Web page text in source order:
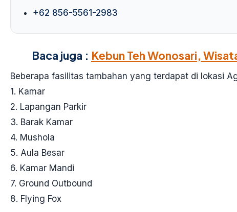
+62 856-5561-2983
Baca juga : Kebun Teh Wonosari,
Beberapa fasilitas tambahan yang terdapat di lokasi
1. Kamar
2. Lapangan Parkir
3. Barak Kamar
4. Mushola
5. Aula Besar
6. Kamar Mandi
7. Ground Outbound
8. Flying Fox